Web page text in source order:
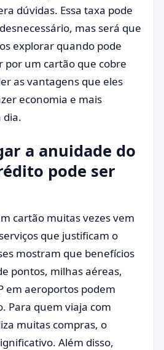
dúvidas. Essa taxa pode
mas será que
explorar quando pode
por um cartão que cobre
as vantagens que eles
economia e mais
dia.
a anuidade do
pode ser
cartão muitas vezes vem
que justificam o
mostram que benefícios
pontos, milhas aéreas,
em aeroportos podem
Para quem viaja com
muitas compras, o
Além disso,